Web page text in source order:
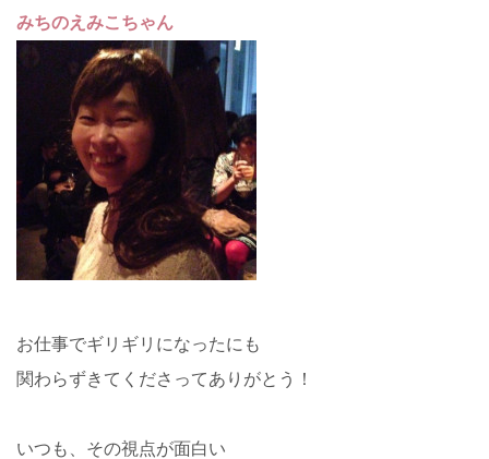
みちのえみこちゃん
お仕事でギリギリになったにも
関わらずきてくださってありがとう！
いつも、その視点が面白い